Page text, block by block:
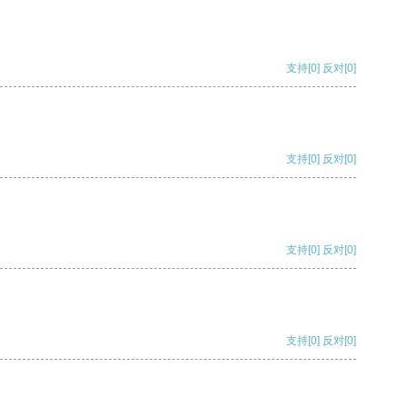
支持[0] 反对[0]
支持[0] 反对[0]
支持[0] 反对[0]
支持[0] 反对[0]